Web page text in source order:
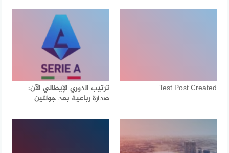
Test Post Created
ترتيب الدوري الإيطالي الآن:
صدارة رباعية بعد جولتين